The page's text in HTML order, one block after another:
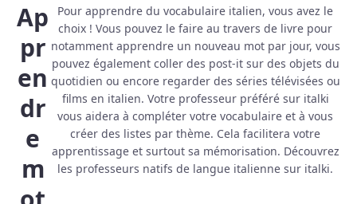
Ap
pr
en
dr
e
m
Pour apprendre du vocabulaire italien, vous avez le
choix ! Vous pouvez le faire au travers de livre pour
notamment apprendre un nouveau mot par jour, vous
pouvez également coller des post-it sur des objets du
quotidien ou encore regarder des séries télévisées ou
films en italien. Votre professeur préféré sur italki
vous aidera à compléter votre vocabulaire et à vous
créer des listes par thème. Cela facilitera votre
apprentissage et surtout sa mémorisation. Découvrez
les professeurs natifs de langue italienne sur italki.